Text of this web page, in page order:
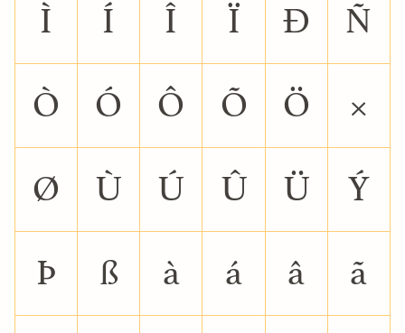
Ì Í Î Ï Ð Ñ
Ò Ó Ô Õ Ö ×
Ø Ù Ú Û Ü Ý
Þ ß à á â ã